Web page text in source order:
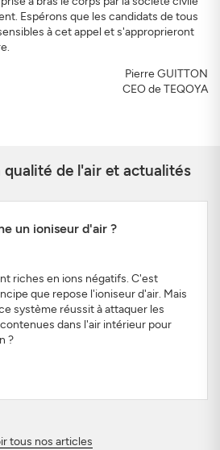
Espérons que les candidats de tous
à cet appel et s'approprieront
Pierre GUITTON
CEO de TEQOYA
de l'air et actualités
un ioniseur d'air ?
riches en ions négatifs. C'est
que repose l'ioniseur d'air. Mais
système réussit à attaquer les
dans l'air intérieur pour
?
tous nos articles